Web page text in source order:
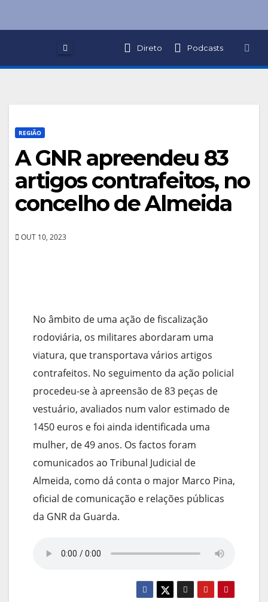
Direto Podcasts
REGIÃO
A GNR apreendeu 83
artigos contrafeitos, no
concelho de Almeida
OUT 10, 2023
No âmbito de uma ação de fiscalização
rodoviária, os militares abordaram uma
viatura, que transportava vários artigos
contrafeitos. No seguimento da ação policial
procedeu-se à apreensão de 83 peças de
vestuário, avaliados num valor estimado de
1450 euros e foi ainda identificada uma
mulher, de 49 anos. Os factos foram
comunicados ao Tribunal Judicial de
Almeida, como dá conta o major Marco Pina,
oficial de comunicação e relações públicas
da GNR da Guarda.